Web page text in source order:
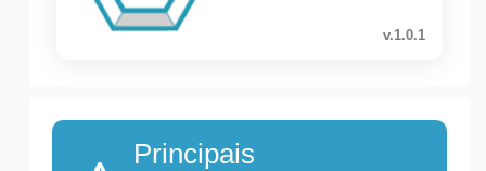
v.1.0.1
Principais